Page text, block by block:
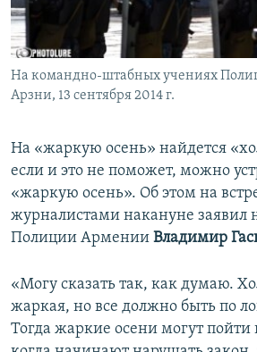
Հայերեն
English
Русский
Все сайты Радио Азатутюн
На командно-штабных учениях
Арзни, 13 сентября 2014 г.
На «жаркую осень» найдется
если и это не поможет, можно
«жаркую осень». Об этом на
журналистами накануне заявил
Полиции Армении Владимир
«Могу сказать так, как думаю.
жаркая, но все должно быть по
Тогда жаркие осени могут пойти